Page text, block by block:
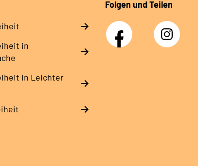
in
in Leichter
Folgen und Teilen
Facebook
Instagram
DRV
Nachwuchskräfte